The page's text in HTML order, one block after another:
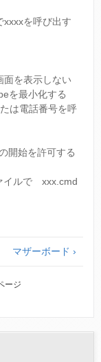
xxxxを呼び出す
面を表示しない
を最小化する
は電話番号を呼
開始を許可する
イルで xxx.cmd
マザーボード ›
ージ